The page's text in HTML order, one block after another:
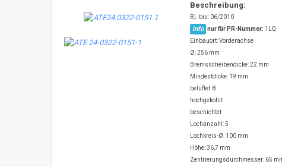
Beschreibung:
Bj. bis: 06/2010
info nur für PR-Nummer: 1LQ
Einbauort: Vorderachse
Ø: 256 mm
Bremsscheibendicke: 22 mm
Mindestdicke: 19 mm
belüftet: 8
hochgekohlt
beschichtet
Lochanzahl: 5
Lochkreis-Ø: 100 mm
Höhe: 36,7 mm
Zentrierungsdurchmesser: 65